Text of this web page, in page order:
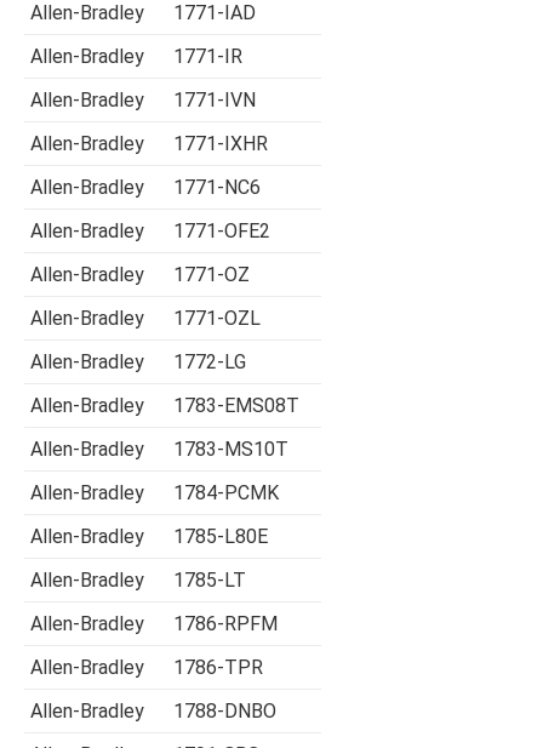
Allen-Bradley
1771-IAD
Allen-Bradley
1771-IR
Allen-Bradley
1771-IVN
Allen-Bradley
1771-IXHR
Allen-Bradley
1771-NC6
Allen-Bradley
1771-OFE2
Allen-Bradley
1771-OZ
Allen-Bradley
1771-OZL
Allen-Bradley
1772-LG
Allen-Bradley
1783-EMS08T
Allen-Bradley
1783-MS10T
Allen-Bradley
1784-PCMK
Allen-Bradley
1785-L80E
Allen-Bradley
1785-LT
Allen-Bradley
1786-RPFM
Allen-Bradley
1786-TPR
Allen-Bradley
1788-DNBO